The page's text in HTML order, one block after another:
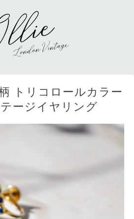
トリコロールカラー
ージイヤリング